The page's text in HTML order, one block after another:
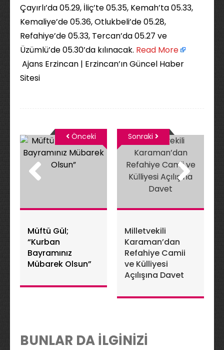
Çayırlı’da 05.29, İliç’te 05.35, Kemah’ta 05.33,
Kemaliye’de 05.36, Otlukbeli’de 05.28,
Refahiye’de 05.33, Tercan’da 05.27 ve
Üzümlü’de 05.30’da kılınacak. ​ Read More
Ajans Erzincan | Erzincan’ın Güncel Haber
Sitesi
Müftü Gül;
“Kurban
Bayramınız
Mübarek Olsun”
Önceki
Milletvekili
Karaman’dan
Refahiye Camii
ve Külliyesi
Açılışına Davet
Sonraki
BUNLAR DA İLGİNİZİ